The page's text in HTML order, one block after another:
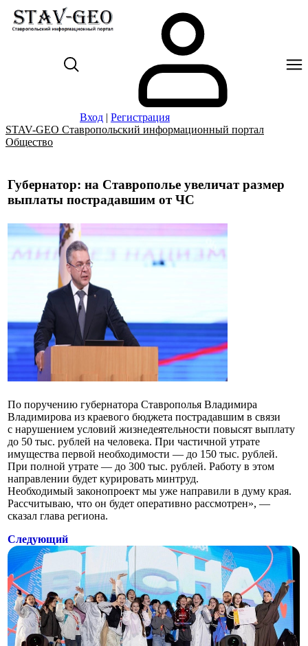
Вход | Регистрация
STAV-GEO Ставропольский информационный портал
Общество
Губернатор: на Ставрополье увеличат размер
выплаты пострадавшим от ЧС
По поручению губернатора Ставрополья Владимира
Владимирова из краевого бюджета пострадавшим в связи
с нарушением условий жизнедеятельности повысят выплату
до 50 тыс. рублей на человека. При частичной утрате
имущества первой необходимости — до 150 тыс. рублей.
При полной утрате — до 300 тыс. рублей. Работу в этом
направлении будет курировать минтруд.
Необходимый законопроект мы уже направили в думу края.
Рассчитываю, что он будет оперативно рассмотрен», —
сказал глава региона.
Следующий